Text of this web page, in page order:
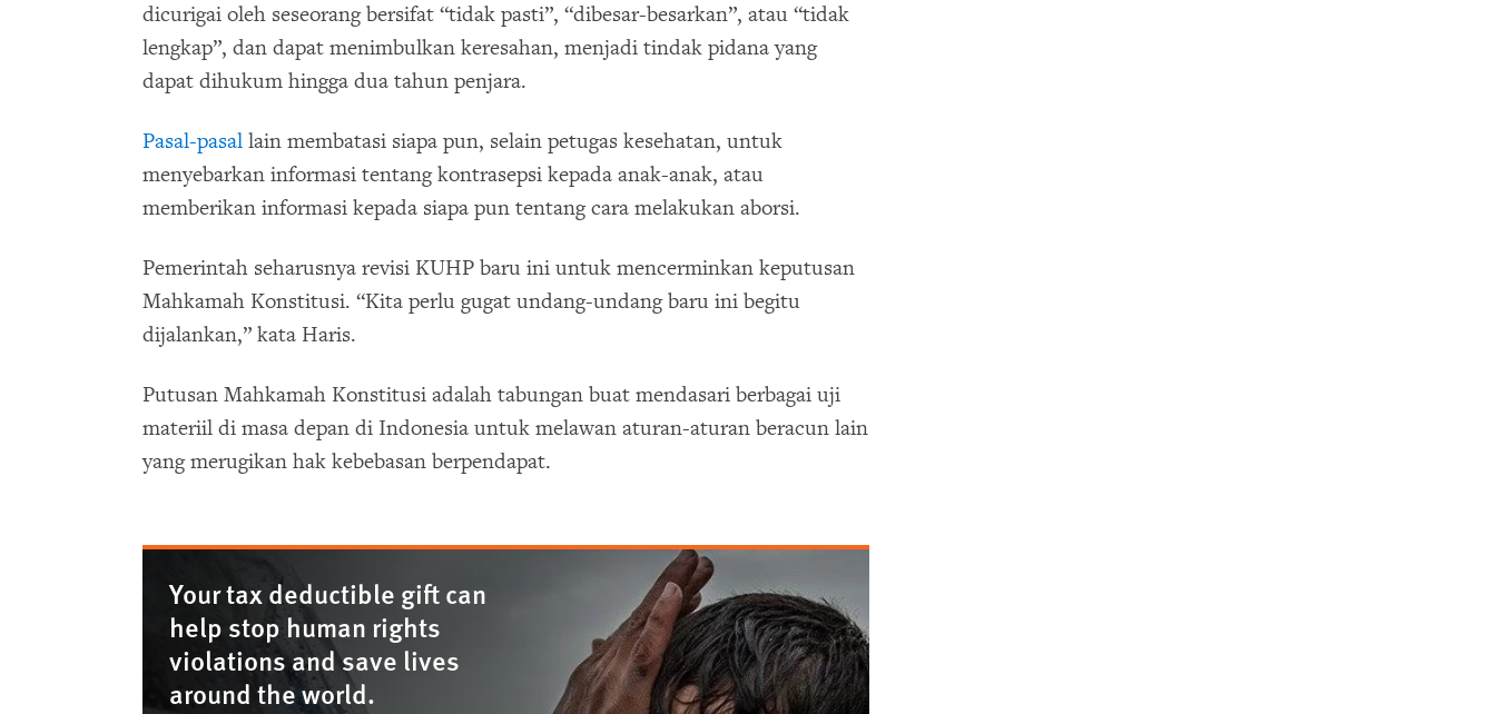
dicurigai oleh seseorang bersifat “tidak pasti”, “dibesar-besarkan”, atau “tidak
lengkap”, dan dapat menimbulkan keresahan, menjadi tindak pidana yang
dapat dihukum hingga dua tahun penjara.
Pasal-pasal lain membatasi siapa pun, selain petugas kesehatan, untuk
menyebarkan informasi tentang kontrasepsi kepada anak-anak, atau
memberikan informasi kepada siapa pun tentang cara melakukan aborsi.
Pemerintah seharusnya revisi KUHP baru ini untuk mencerminkan keputusan
Mahkamah Konstitusi. “Kita perlu gugat undang-undang baru ini begitu
dijalankan,” kata Haris.
Putusan Mahkamah Konstitusi adalah tabungan buat mendasari berbagai uji
materiil di masa depan di Indonesia untuk melawan aturan-aturan beracun lain
yang merugikan hak kebebasan berpendapat.
Your tax deductible gift can
help stop human rights
violations and save lives
around the world.